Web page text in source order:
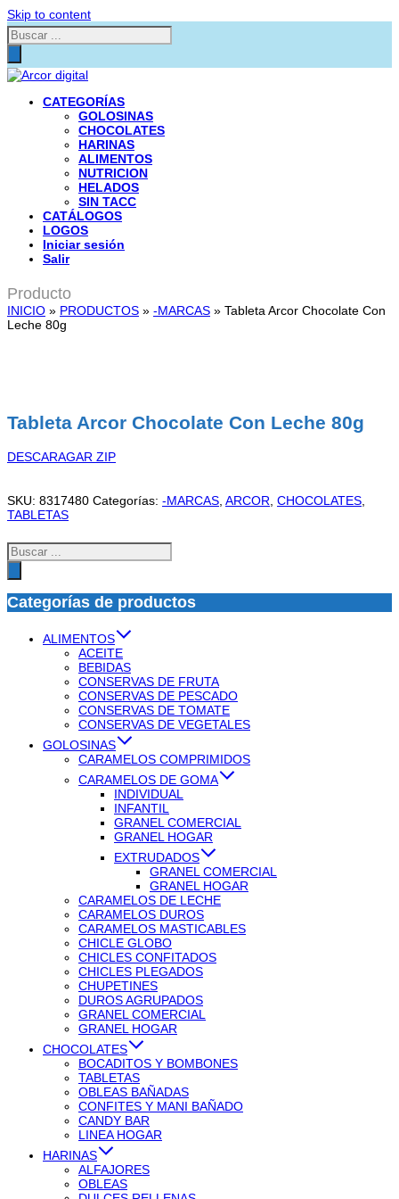
Skip to content
Búsqueda
de
productos
CATEGORÍAS
GOLOSINAS
CHOCOLATES
HARINAS
ALIMENTOS
NUTRICION
HELADOS
SIN TACC
CATÁLOGOS
LOGOS
Iniciar sesión
Salir
Producto
INICIO » PRODUCTOS » -MARCAS » Tableta Arcor Chocolate Con
Leche 80g
Tableta Arcor Chocolate Con Leche 80g
DESCARAGAR ZIP
SKU: 8317480 Categorías: -MARCAS ARCOR CHOCOLATES
TABLETAS
Búsqueda
de
productos
Categorías de productos
ALIMENTOS
ACEITE
BEBIDAS
CONSERVAS DE FRUTA
CONSERVAS DE PESCADO
CONSERVAS DE TOMATE
CONSERVAS DE VEGETALES
GOLOSINAS
CARAMELOS COMPRIMIDOS
CARAMELOS DE GOMA
INDIVIDUAL
INFANTIL
GRANEL COMERCIAL
GRANEL HOGAR
EXTRUDADOS
GRANEL COMERCIAL
GRANEL HOGAR
CARAMELOS DE LECHE
CARAMELOS DUROS
CARAMELOS MASTICABLES
CHICLE GLOBO
CHICLES CONFITADOS
CHICLES PLEGADOS
CHUPETINES
DUROS AGRUPADOS
GRANEL COMERCIAL
GRANEL HOGAR
CHOCOLATES
BOCADITOS Y BOMBONES
TABLETAS
OBLEAS BAÑADAS
CONFITES Y MANI BAÑADO
CANDY BAR
LINEA HOGAR
HARINAS
ALFAJORES
OBLEAS